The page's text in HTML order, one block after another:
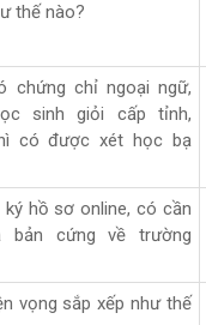
thế nào?
chứng chỉ ngoại ngữ,
sinh giỏi cấp tỉnh,
có được xét học bạ
ký hồ sơ online, có cần
bản cứng về trường
vọng sắp xếp như thế